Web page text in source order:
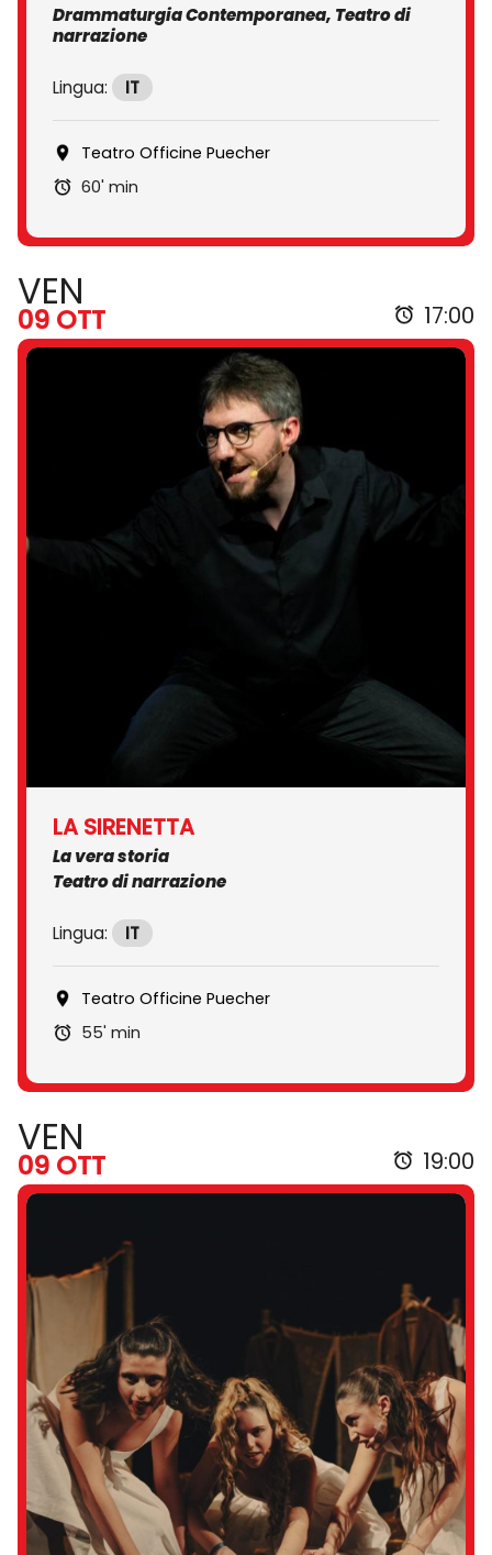
Drammaturgia Contemporanea, Teatro di
narrazione
Lingua: IT
Teatro Officine Puecher
60' min
VEN
09 OTT 17:00
LA SIRENETTA
La vera storia
Teatro di narrazione
Lingua: IT
Teatro Officine Puecher
55' min
VEN
09 OTT 19:00